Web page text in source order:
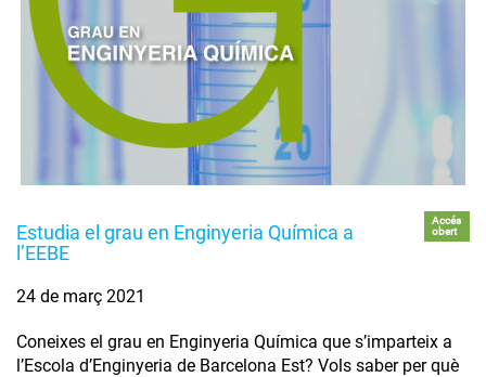
Estudia el grau en Enginyeria Química a
l’EEBE
Accés
obert
24 de març 2021
Coneixes el grau en Enginyeria Química que s’imparteix a
l’Escola d’Enginyeria de Barcelona Est? Vols saber per què